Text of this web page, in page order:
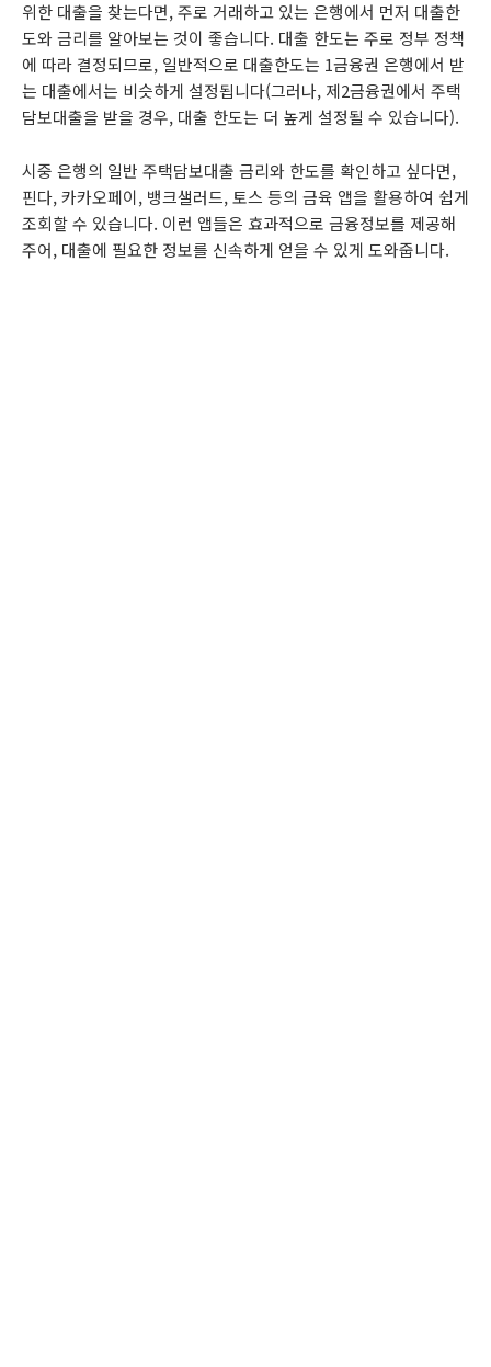
위한 대출을 찾는다면, 주로 거래하고 있는 은행에서 먼저 대출한
도와 금리를 알아보는 것이 좋습니다. 대출 한도는 주로 정부 정책
에 따라 결정되므로, 일반적으로 대출한도는 1금융권 은행에서 받
는 대출에서는 비슷하게 설정됩니다(그러나, 제2금융권에서 주택
담보대출을 받을 경우, 대출 한도는 더 높게 설정될 수 있습니다).
시중 은행의 일반 주택담보대출 금리와 한도를 확인하고 싶다면,
핀다, 카카오페이, 뱅크샐러드, 토스 등의 금육 앱을 활용하여 쉽게
조회할 수 있습니다. 이런 앱들은 효과적으로 금융정보를 제공해
주어, 대출에 필요한 정보를 신속하게 얻을 수 있게 도와줍니다.